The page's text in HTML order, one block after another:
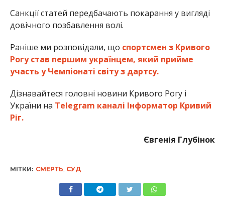
Санкції статей передбачають покарання у вигляді
довічного позбавлення волі.
Раніше ми розповідали, що спортсмен з Кривого
Рогу став першим українцем, який прийме
участь у Чемпіонаті світу з дартсу.
Дізнавайтеся головні новини Кривого Рогу і
України на Telegram каналі Інформатор Кривий
Ріг.
Євгенія Глубінок
МІТКИ: СМЕРТЬ СУД